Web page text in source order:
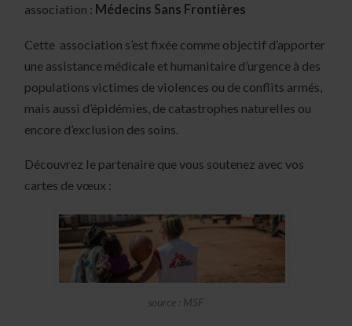
association : Médecins Sans Frontières
Cette association s’est fixée comme objectif d’apporter
une assistance médicale et humanitaire d’urgence à des
populations victimes de violences ou de conflits armés,
mais aussi d’épidémies, de catastrophes naturelles ou
encore d’exclusion des soins.
Découvrez le partenaire que vous soutenez avec vos
cartes de vœux :
source : MSF